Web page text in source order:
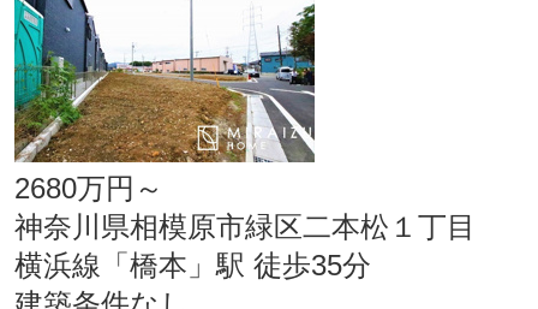
2680万円～
神奈川県相模原市緑区二本松１丁目
横浜線「橋本」駅 徒歩35分